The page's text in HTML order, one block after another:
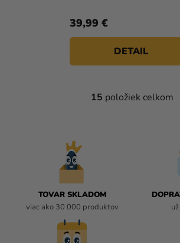
39,99 €
DETAIL
O
15 položiek celkom
TOVAR SKLADOM
viac ako 30 000 produktov